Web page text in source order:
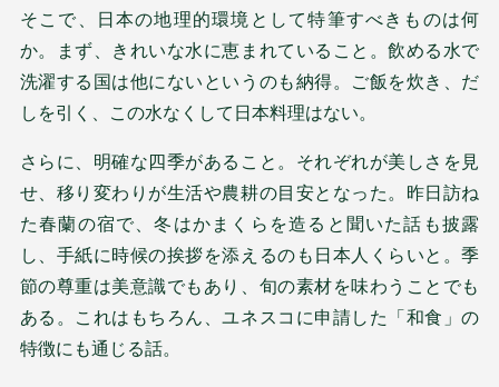
そこで、日本の地理的環境として特筆すべきものは何
か。まず、きれいな水に恵まれていること。飲める水で
洗濯する国は他にないというのも納得。ご飯を炊き、だ
しを引く、この水なくして日本料理はない。
さらに、明確な四季があること。それぞれが美しさを見
せ、移り変わりが生活や農耕の目安となった。昨日訪ね
た春蘭の宿で、冬はかまくらを造ると聞いた話も披露
し、手紙に時候の挨拶を添えるのも日本人くらいと。季
節の尊重は美意識でもあり、旬の素材を味わうことでも
ある。これはもちろん、ユネスコに申請した「和食」の
特徴にも通じる話。